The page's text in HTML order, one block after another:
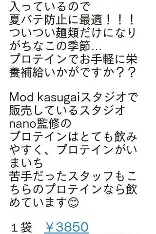
入っているので
夏バテ防止に最適！！！
ついつい麺類だけになり
がちなこの季節…
プロテインでお手軽に栄
養補給いかがですか？？
Mod kasugaiスタジオで
販売しているスタジオ
nano監修の
プロテインはとても飲み
やすく、プロテインがい
まいち
苦手だったスタッフもこ
ちらのプロテインなら飲
めています😊
１袋
￥3850